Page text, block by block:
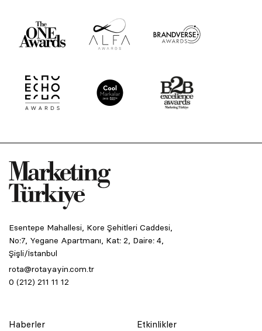
Esentepe Mahallesi, Kore Şehitleri Caddesi,
No:7, Yegane Apartmanı, Kat: 2, Daire: 4,
Şişli/İstanbul
rota@rotayayin.com.tr
0 (212) 211 11 12
Haberler
Etkinlikler